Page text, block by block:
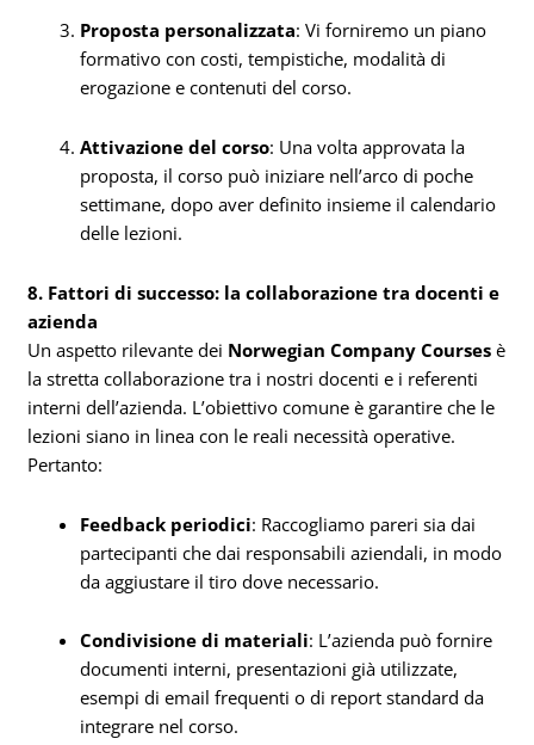
Proposta personalizzata: Vi forniremo un piano
formativo con costi, tempistiche, modalità di
erogazione e contenuti del corso.
Attivazione del corso: Una volta approvata la
proposta, il corso può iniziare nell’arco di poche
settimane, dopo aver definito insieme il calendario
delle lezioni.
8. Fattori di successo: la collaborazione tra docenti e
azienda
Un aspetto rilevante dei Norwegian Company Courses è
la stretta collaborazione tra i nostri docenti e i referenti
interni dell’azienda. L’obiettivo comune è garantire che le
lezioni siano in linea con le reali necessità operative.
Pertanto:
Feedback periodici: Raccogliamo pareri sia dai
partecipanti che dai responsabili aziendali, in modo
da aggiustare il tiro dove necessario.
Condivisione di materiali: L’azienda può fornire
documenti interni, presentazioni già utilizzate,
esempi di email frequenti o di report standard da
integrare nel corso.